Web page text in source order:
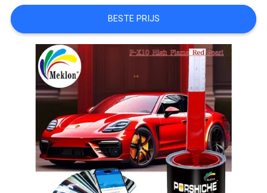
SITEMAP
PRIVACYBELEID
BESTE PRIJS